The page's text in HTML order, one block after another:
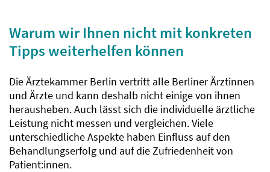
Warum wir Ihnen nicht mit konkreten
Tipps weiterhelfen können
Die Ärztekammer Berlin vertritt alle Berliner Ärztinnen
und Ärzte und kann deshalb nicht einige von ihnen
herausheben. Auch lässt sich die individuelle ärztliche
Leistung nicht messen und vergleichen. Viele
unterschiedliche Aspekte haben Einfluss auf den
Behandlungserfolg und auf die Zufriedenheit von
Patient:innen.